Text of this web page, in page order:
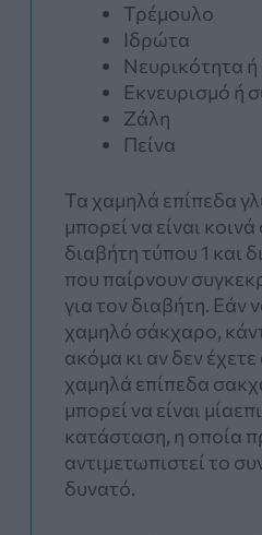
Τρέμουλο
Ιδρώτα
Νευρικότητα ή
Εκνευρισμό ή
Ζάλη
Πείνα
Τα χαμηλά επίπεδα
μπορεί να είναι
διαβήτη τύπου 1 και
που παίρνουν
για τον διαβήτη. Εάν
χαμηλό σάκχαρο,
ακόμα κι αν δεν
χαμηλά επίπεδα
μπορεί να είναι
κατάσταση, η οποία
αντιμετωπιστεί το
δυνατό.